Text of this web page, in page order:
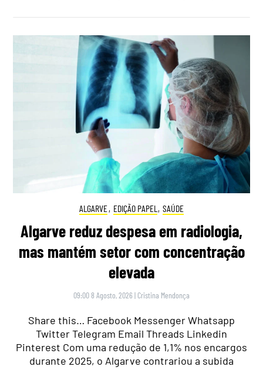
ALGARVE, EDIÇÃO PAPEL , SAÚDE
Algarve reduz despesa em radiologia,
mas mantém setor com concentração
elevada
09:00 8 Agosto, 2026 | Cristina Mendonça
Share this… Facebook Messenger Whatsapp
Twitter Telegram Email Threads Linkedin
Pinterest Com uma redução de 1,1% nos encargos
durante 2025, o Algarve contrariou a subida